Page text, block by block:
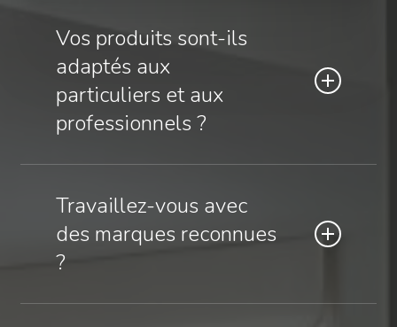
Vos produits sont-ils
adaptés aux
particuliers et aux
professionnels ?
professionnels. Que ce soit pour une maison, un
bureau ou un espace commercial, nous avons des
solutions adaptées.
Travaillez-vous avec
des marques reconnues
?